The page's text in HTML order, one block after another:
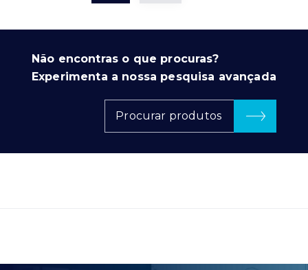
Não encontras o que procuras?
Experimenta a nossa pesquisa avançada
Procurar produtos